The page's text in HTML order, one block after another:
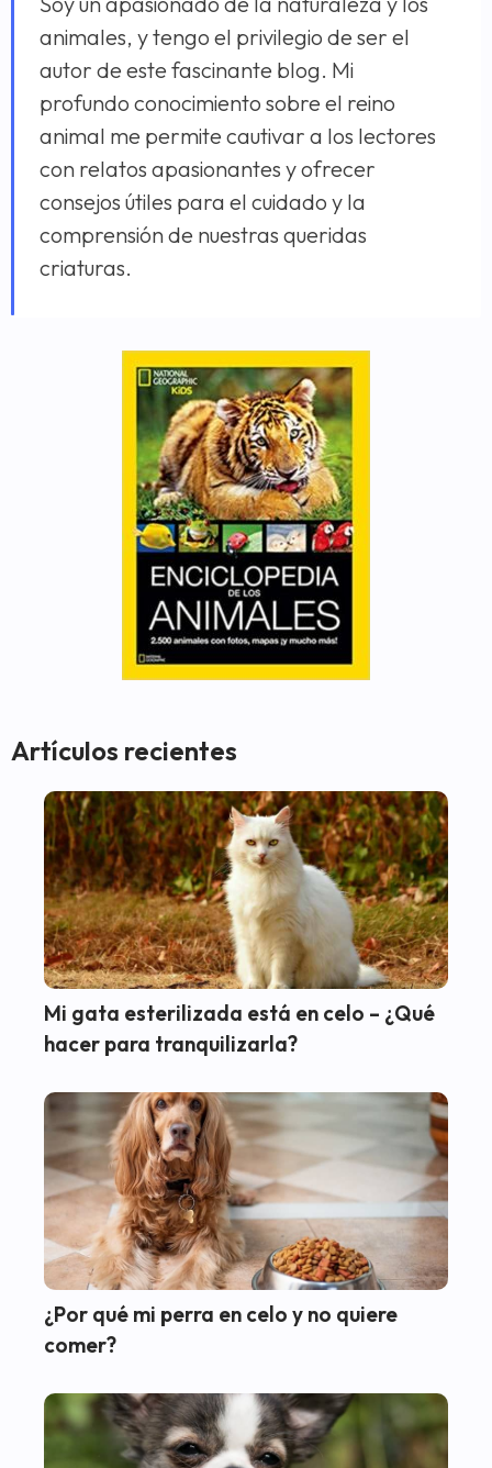
animales, y tengo el privilegio de ser el
autor de este fascinante blog. Mi
profundo conocimiento sobre el reino
animal me permite cautivar a los lectores
con relatos apasionantes y ofrecer
consejos útiles para el cuidado y la
comprensión de nuestras queridas
criaturas.
Artículos recientes
Mi gata esterilizada está en celo – ¿Qué
hacer para tranquilizarla?
¿Por qué mi perra en celo y no quiere
comer?